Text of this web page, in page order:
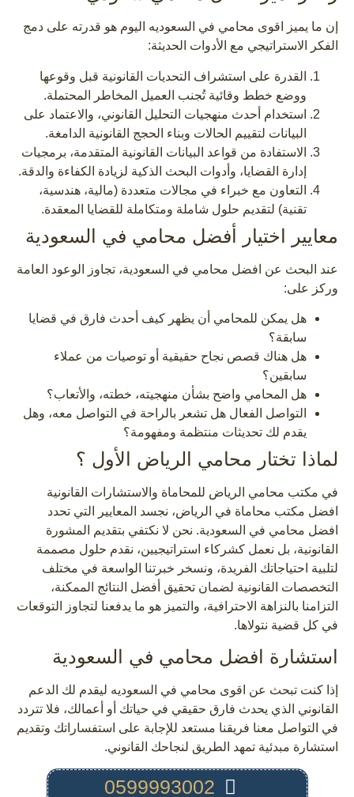
إن ما يميز اقوى محامي في السعوديه اليوم هو قدرته على دمج
الفكر الاستراتيجي مع الأدوات الحديثة:
القدرة على استشراف التحديات القانونية قبل وقوعها
ووضع خطط وقائية تُجنب العميل المخاطر المحتملة.
استخدام أحدث منهجيات التحليل القانوني، والاعتماد على
البيانات لتقييم الحالات وبناء الحجج القانونية الدامغة.
الاستفادة من قواعد البيانات القانونية المتقدمة، برمجيات
إدارة القضايا، وأدوات البحث الذكية لزيادة الكفاءة والدقة.
التعاون مع خبراء في مجالات متعددة (مالية، هندسية،
تقنية) لتقديم حلول شاملة ومتكاملة للقضايا المعقدة.
معايير اختيار أفضل محامي في السعودية
عند البحث عن افضل محامي في السعودية، تجاوز الوعود العامة
وركز على:
هل يمكن للمحامي أن يظهر كيف أحدث فارق في قضايا
سابقة؟
هل هناك قصص نجاح حقيقية أو توصيات من عملاء
سابقين؟
هل المحامي واضح بشأن منهجيته، خطته، والأتعاب؟
التواصل الفعال هل تشعر بالراحة في التواصل معه، وهل
يقدم لك تحديثات منتظمة ومفهومة؟
لماذا تختار محامي الرياض الأول ؟
في مكتب محامي الرياض للمحاماة والاستشارات القانونية
افضل مكتب محاماة في الرياض، نجسد المعايير التي تحدد
افضل محامي في السعودية. نحن لا نكتفي بتقديم المشورة
القانونية، بل نعمل كشركاء استراتيجيين، نقدم حلول مصممة
لتلبية احتياجاتك الفريدة، ونسخر خبرتنا الواسعة في مختلف
التخصصات القانونية لضمان تحقيق أفضل النتائج الممكنة،
التزامنا بالنزاهة الاحترافية، والتميز هو ما يدفعنا لتجاوز التوقعات
في كل قضية نتولاها.
استشارة افضل محامي في السعودية
إذا كنت تبحث عن اقوى محامي في السعوديه ليقدم لك الدعم
القانوني الذي يحدث فارق حقيقي في حياتك أو أعمالك، فلا تتردد
في التواصل معنا فريقنا مستعد للإجابة على استفساراتك وتقديم
استشارة مبدئية تمهد الطريق لنجاحك القانوني.